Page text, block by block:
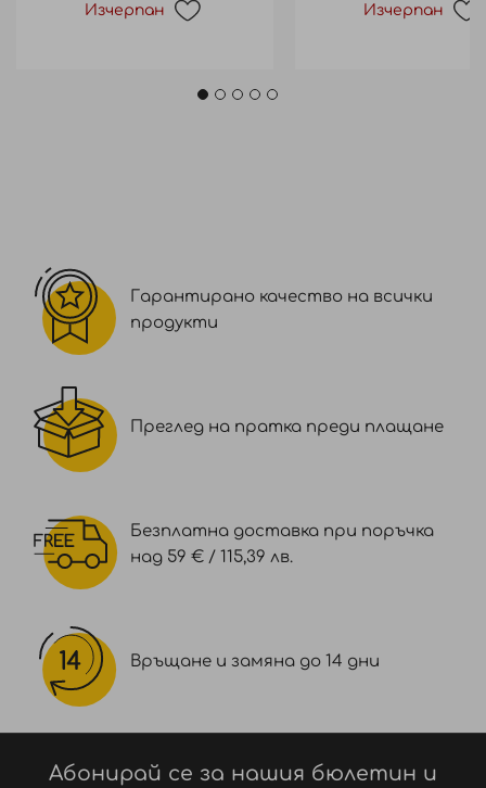
Изчерпан Изчерпан
Гарантирано качество на всички
продукти
Преглед на пратка преди плащане
Безплатна доставка при поръчка
над 59 € / 115,39 лв.
Връщане и замяна до 14 дни
Абонирай се за нашия бюлетин и